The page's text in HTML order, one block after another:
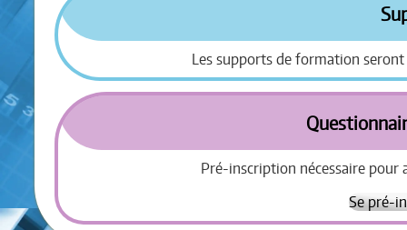
Les supports de formation
Pré-inscription nécessaire pour
Se pré-